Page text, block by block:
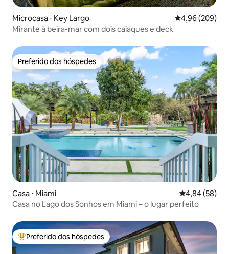
Microcasa ⋅ Key Largo 4,96 de uma
4,96 (209)
Mirante à beira-mar com dois caiaques e deck
Preferido dos hóspedes
Preferido dos hóspedes
Casa ⋅ Miami 4,84 de uma
4,84 (58)
Casa no Lago dos Sonhos em Miami – o lugar perfeito
Entre os melhores preferidos dos hóspedes
Preferido dos hóspedes